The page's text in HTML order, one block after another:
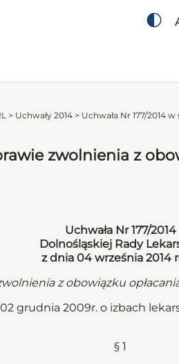
> Uchwały 2014 > Uchwała Nr 177/2014
zwolnienia z
Uchwała Nr 177/2014
Dolnośląskiej Rady
z dnia 04 września 2014
z obowiązku
grudnia 2009r. o izbach
§ 1